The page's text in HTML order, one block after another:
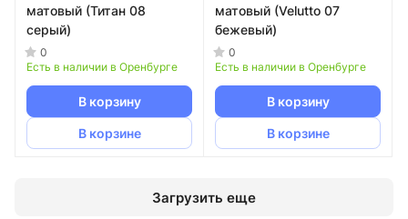
матовый (Титан 08
серый)
0
Есть в наличии в Оренбурге
В корзину
В корзине
матовый (Velutto 07
бежевый)
0
Есть в наличии в Оренбурге
В корзину
В корзине
Загрузить еще